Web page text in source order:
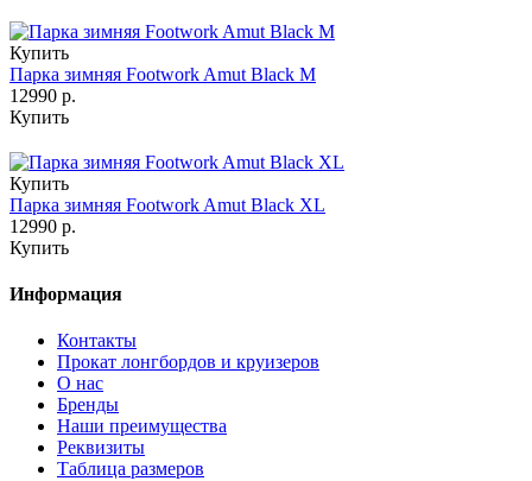
Купить
Парка зимняя Footwork Amut Black M
12990 р.
Купить
Купить
Парка зимняя Footwork Amut Black XL
12990 р.
Купить
Информация
Контакты
Прокат лонгбордов и круизеров
О нас
Бренды
Наши преимущества
Реквизиты
Таблица размеров